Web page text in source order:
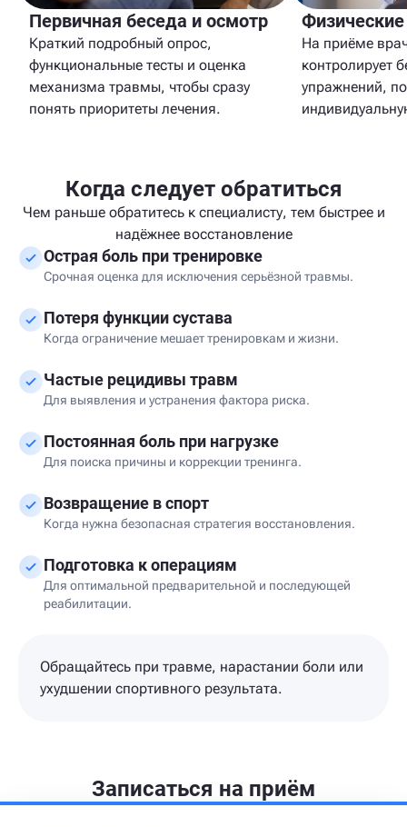
Первичная беседа и осмотр
Краткий подробный опрос,
функциональные тесты и оценка
механизма травмы, чтобы сразу
понять приоритеты лечения.
На приёме
контролирует
упражнений,
Когда следует обратиться
Чем раньше обратитесь к специалисту, тем быстрее и
надёжнее восстановление
Острая боль при тренировке
Срочная оценка для исключения серьёзной травмы.
Потеря функции сустава
Когда ограничение мешает тренировкам и жизни.
Частые рецидивы травм
Для выявления и устранения фактора риска.
Постоянная боль при нагрузке
Для поиска причины и коррекции тренинга.
Возвращение в спорт
Когда нужна безопасная стратегия восстановления.
Подготовка к операциям
Для оптимальной предварительной и последующей
реабилитации.
Обращайтесь при травме, нарастании боли или
ухудшении спортивного результата.
Записаться на приём